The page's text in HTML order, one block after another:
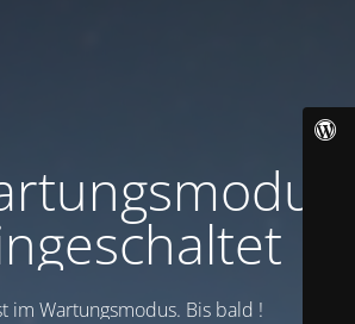
im Wartungsmodus. Bis bald !